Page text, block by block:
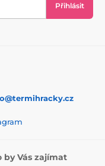
Přihlásit
by Vás zajímat